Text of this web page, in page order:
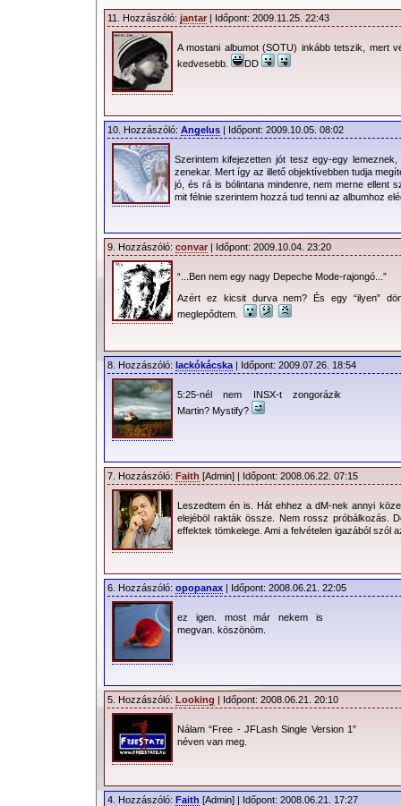
11. Hozzászóló: jantar | Időpont: 2009.11.25. 22:43
A mostani albumot (SOTU) inkább tetszik, mert
kedvesebb.
DD
10. Hozzászóló: Angelus | Időpont: 2009.10.05. 08:02
Szerintem kifejezetten jót tesz egy-egy
zenekar. Mert így az illető objektívebben tudja
jó, és rá is bólintana mindenre, nem merne ellent
mit félnie szerintem hozzá tud tenni az albumhoz
9. Hozzászóló: convar | Időpont: 2009.10.04. 23:20
“...Ben nem egy nagy Depeche Mode-rajongó...”
Azért ez kicsit durva nem? És egy “ilyen”
meglepődtem.
8. Hozzászóló: lackókácska | Időpont: 2009.07.26. 18:54
5:25-nél nem INSX-t zongorázik
Martin? Mystify?
7. Hozzászóló: Faith [Admin] | Időpont: 2008.06.22. 07:15
Leszedtem én is. Hát ehhez a dM-nek annyi
elejéböl rakták össze. Nem rossz próbálkozás.
effektek tömkelege. Ami a felvételen igazából szól
6. Hozzászóló: opopanax | Időpont: 2008.06.21. 22:05
ez igen. most már nekem is
megvan. köszönöm.
5. Hozzászóló: Looking | Időpont: 2008.06.21. 20:10
Nálam “Free - JFLash Single Version 1”
néven van meg.
4. Hozzászóló: Faith [Admin] | Időpont: 2008.06.21. 17:27